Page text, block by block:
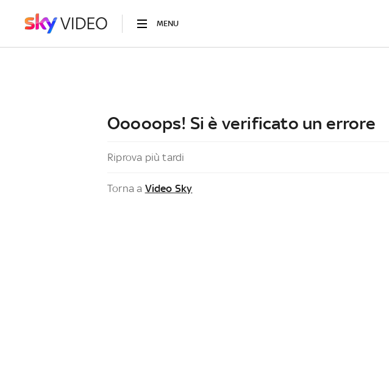
MENU
Ooooops! Si è verificato un errore
Riprova più tardi
Torna a Video Sky